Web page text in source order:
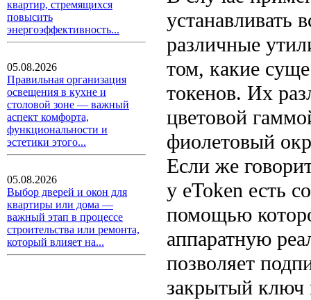
квартир, стремящихся
повысить
энергоэффективность...
05.08.2026
Правильная организация
освещения в кухне и
столовой зоне — важный
аспект комфорта,
функциональности и
эстетики этого...
05.08.2026
Выбор дверей и окон для
квартиры или дома —
важный этап в процессе
строительства или ремонта,
который влияет на...
устанавливать
различные
том, какие
токенов. Их
цветовой
фиолетовый
Если же
у eToken есть
помощью
аппаратную
позволяет
закрытый ключ